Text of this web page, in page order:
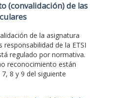
(convalidación) de las
de la asignatura
de la ETSI
regulado por normativa.
reconocimiento están
8 y 9 del siguiente